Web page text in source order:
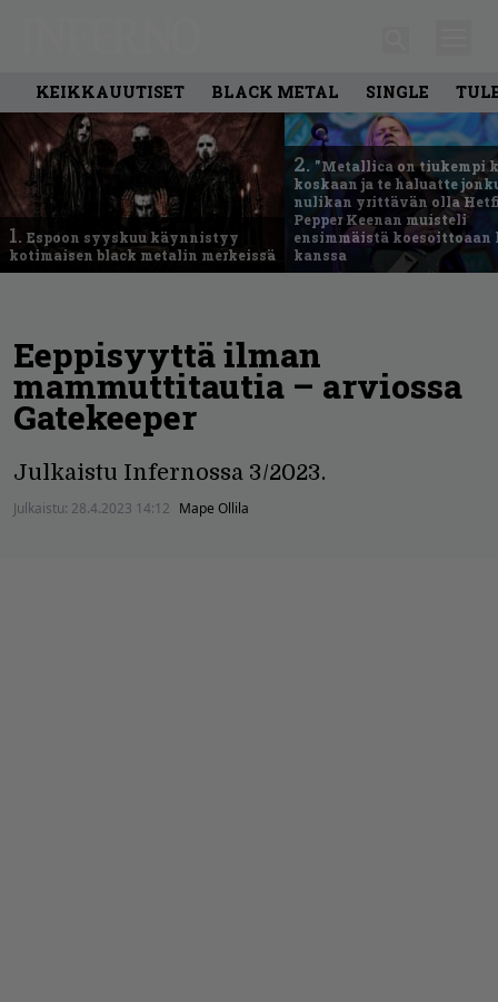
KEIKKAUUTISET BLACK METAL SINGLE
1. Espoon syyskuu käynnistyy
kotimaisen black metalin merkeissä
2. ”Metallica on tiukempi
koskaan ja te haluatte
nulikan yrittävän olla
Pepper Keenan muisteli
ensimmäistä
kanssa
Eeppisyyttä ilman
mammuttitautia – arviossa
Gatekeeper
Julkaistu Infernossa 3/2023.
Julkaistu: 28.4.2023 14:12 Mape Ollila